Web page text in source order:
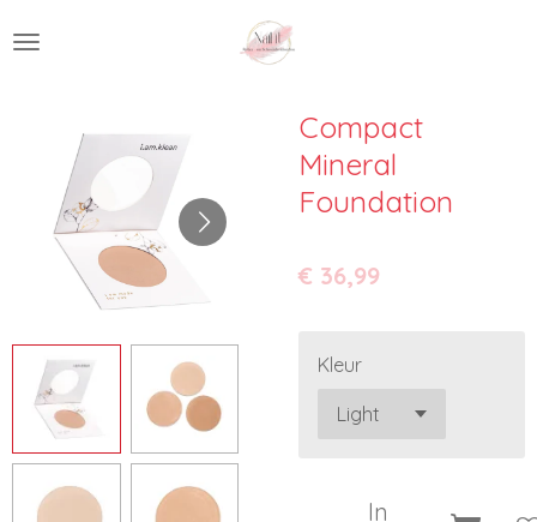
direct
hoofdinhoud
Compact
Mineral
Foundation
€ 36,99
Kleur
In